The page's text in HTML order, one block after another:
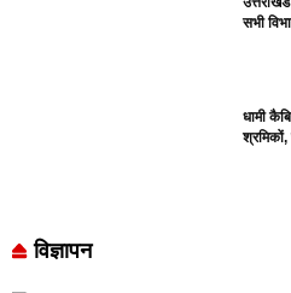
सभी
धामी
विज्ञापन